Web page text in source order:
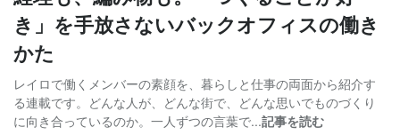
き」を手放さないバックオフィスの働き
かた
レイロで働くメンバーの素顔を、暮らしと仕事の両面から紹介す
る連載です。どんな人が、どんな街で、どんな思いでものづくり
に向き合っているのか。一人ずつの言葉で...記事を読む